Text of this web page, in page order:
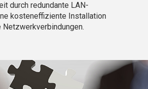
durch redundante LAN-
kosteneffiziente Installation